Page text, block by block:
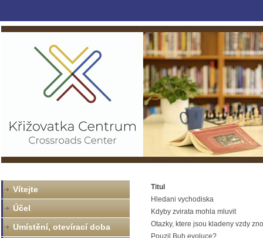
Titul
Hledani vychodiska
Kdyby zvirata mohla mluvit
Otazky, ktere jsou kladeny vzdy
Pouzil Buh evoluce?
Vítejte
Účel
Umístění, otevírací doba